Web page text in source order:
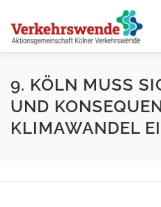
KÖLNER
WER WIR SIND
9. KÖLN MUSS
UND
KLIMAWANDEL